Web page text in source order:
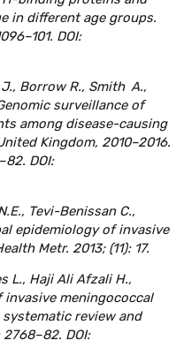
in different age groups.
DOI:
Borrow R., Smith A.,
surveillance of
among disease-causing
Kingdom, 2010–2016.
DOI:
Tevi-Benissan C.,
epidemiology of invasive
Metr. 2013; (11): 17.
L., Haji Ali Afzali H.,
meningococcal
review and
DOI: